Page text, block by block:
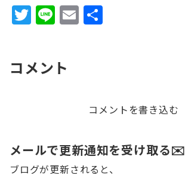
T
w
te
Li
n
E
m
コメント
コメントを書き込む
メールで更新通知を受け取る✉️
ブログが更新されると、